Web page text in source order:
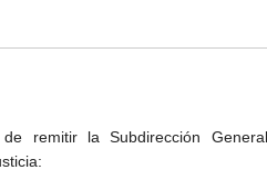
remitir la Subdirección